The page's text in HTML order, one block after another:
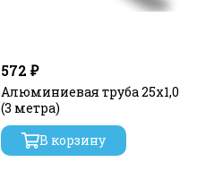
572 ₽
Алюминиевая труба 25х1,0
(3 метра)
В корзину